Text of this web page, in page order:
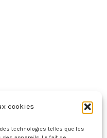
cookies
technologies telles que les